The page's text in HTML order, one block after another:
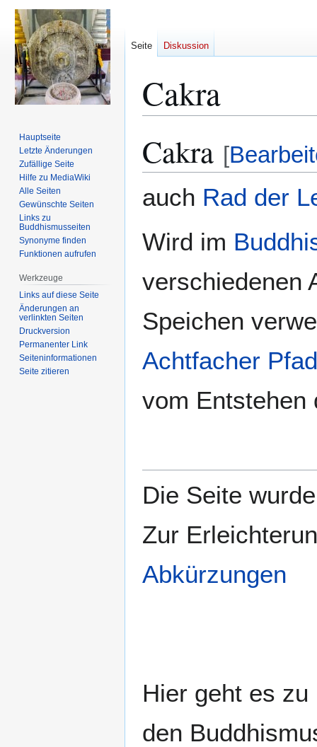
Cakra
Navigation
Suche
Cakra [
auch Rad der
Wird im
verschiedenen
Speichen
Achtfacher Pfad
vom Entstehen
Die Seite
Zur
Abkürzungen
Hier geht es
den
Seite Diskussion
Hauptseite
Letzte Änderungen
Zufällige Seite
Hilfe zu MediaWiki
Alle Seiten
Gewünschte Seiten
Links zu
Buddhismusseiten
Synonyme finden
Funktionen aufrufen
Werkzeuge
Links auf diese Seite
Änderungen an
verlinkten Seiten
Druckversion
Permanenter Link
Seiten­­informationen
Seite zitieren